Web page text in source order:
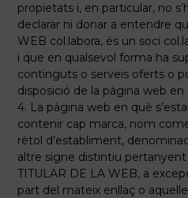
propietats i, en particular, no
declarar ni donar a entendre
WEB col.labora, és un soci
i que en qualsevol forma ha
continguts o serveis oferts o
disposició de la pàgina web en
4. La pàgina web en què
contenir cap marca, nom
rètol d’establiment,
altre signe distintiu pertanyent
TITULAR DE LA WEB, a
part del mateix enllaç o